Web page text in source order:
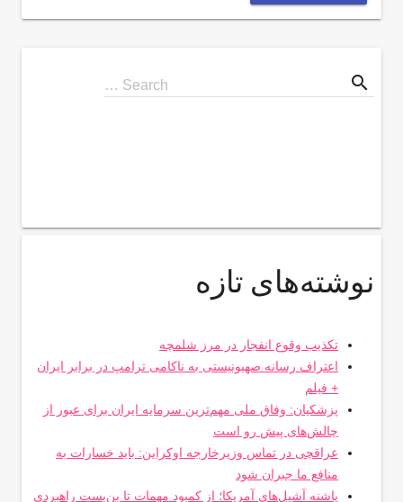
Search
for
Search … search
نوشته‌های تازه
تکذیب وقوع انفجار در مرز شلمچه
اعتراف رسانه صهیونیستی به ناکامی ترامپ در برابر ایران
+ فیلم
پزشکیان: وفاق ملی مهم‌ترین سرمایه ایران برای عبور از
چالش‌های پیش رو است
عراقچی در تماس وزیرخارجه اوکراین: باید خسارات به
منافع ما جبران شود
پاشنه آشیل‌های آمریکا؛ از کمبود مهمات تا بن‌بست راهبردی